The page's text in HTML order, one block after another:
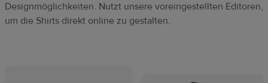
Designmöglichkeiten. Nutzt unsere voreingestellten Editoren,
um die Shirts direkt online zu gestalten.